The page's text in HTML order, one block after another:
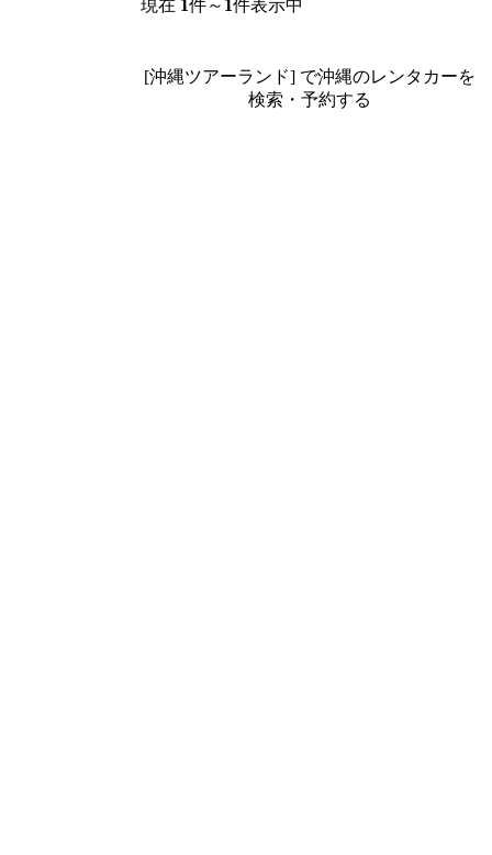
現在 1件～ 1件表示中
[沖縄ツアーランド] で沖縄のレンタカーを
検索・予約する